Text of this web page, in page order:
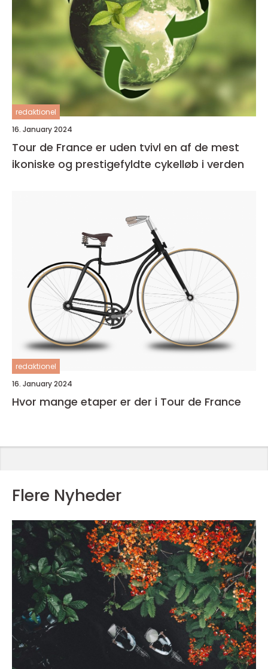
redaktionel
16. January 2024
Tour de France er uden tvivl en af de mest
ikoniske og prestigefyldte cykelløb i verden
redaktionel
16. January 2024
Hvor mange etaper er der i Tour de France
Flere Nyheder